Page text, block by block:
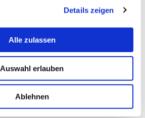
Details zeigen
Alle zulassen
Auswahl erlauben
Ablehnen